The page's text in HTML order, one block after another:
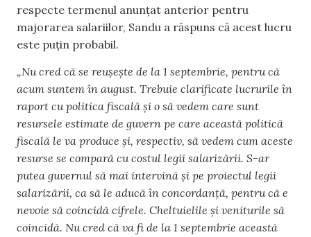
respecte termenul anunțat anterior pentru
majorarea salariilor, Sandu a răspuns că acest lucru
este puțin probabil.
„Nu cred că se reușește de la 1 septembrie, pentru că
acum suntem în august. Trebuie clarificate lucrurile în
raport cu politica fiscală și o să vedem care sunt
resursele estimate de guvern pe care această politică
fiscală le va produce și, respectiv, să vedem cum aceste
resurse se compară cu costul legii salarizării. S-ar
putea guvernul să mai intervină și pe proiectul legii
salarizării, ca să le aducă în concordanță, pentru că e
nevoie să coincidă cifrele. Cheltuielile și veniturile să
coincidă. Nu cred că va fi de la 1 septembrie această